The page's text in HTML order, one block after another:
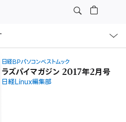
日経BPパソコンベストムック
ラズパイマガジン 2017年2月号
日経Linux編集部